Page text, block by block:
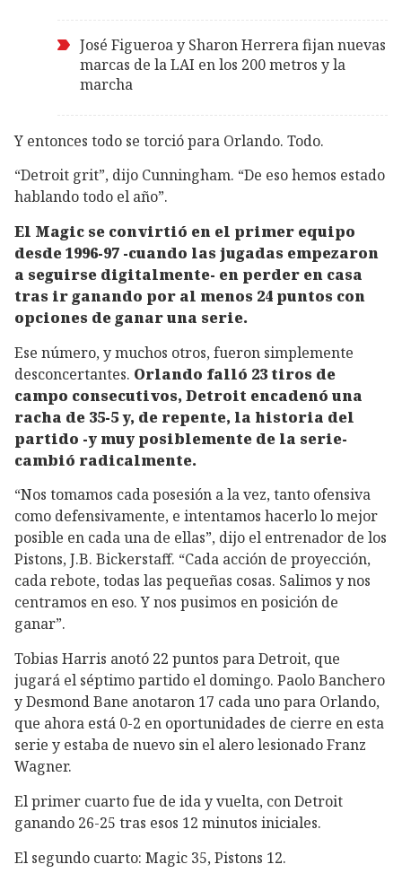
José Figueroa y Sharon Herrera fijan nuevas
marcas de la LAI en los 200 metros y la
marcha
Y entonces todo se torció para Orlando. Todo.
“Detroit grit”, dijo Cunningham. “De eso hemos estado
hablando todo el año”.
El Magic se convirtió en el primer equipo
desde 1996-97 -cuando las jugadas empezaron
a seguirse digitalmente- en perder en casa
tras ir ganando por al menos 24 puntos con
opciones de ganar una serie.
Ese número, y muchos otros, fueron simplemente
desconcertantes. Orlando falló 23 tiros de
campo consecutivos, Detroit encadenó una
racha de 35-5 y, de repente, la historia del
partido -y muy posiblemente de la serie-
cambió radicalmente.
“Nos tomamos cada posesión a la vez, tanto ofensiva
como defensivamente, e intentamos hacerlo lo mejor
posible en cada una de ellas”, dijo el entrenador de los
Pistons, J.B. Bickerstaff. “Cada acción de proyección,
cada rebote, todas las pequeñas cosas. Salimos y nos
centramos en eso. Y nos pusimos en posición de
ganar”.
Tobias Harris anotó 22 puntos para Detroit, que
jugará el séptimo partido el domingo. Paolo Banchero
y Desmond Bane anotaron 17 cada uno para Orlando,
que ahora está 0-2 en oportunidades de cierre en esta
serie y estaba de nuevo sin el alero lesionado Franz
Wagner.
El primer cuarto fue de ida y vuelta, con Detroit
ganando 26-25 tras esos 12 minutos iniciales.
El segundo cuarto: Magic 35, Pistons 12.